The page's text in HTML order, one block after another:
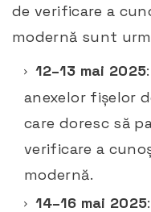
de verificare a
modernă sunt
12–13 mai 2025
anexelor fișelor
care doresc să
verificare a
modernă.​
14–16 mai 2025